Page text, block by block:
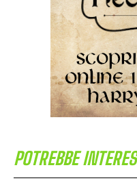
POTREBBE